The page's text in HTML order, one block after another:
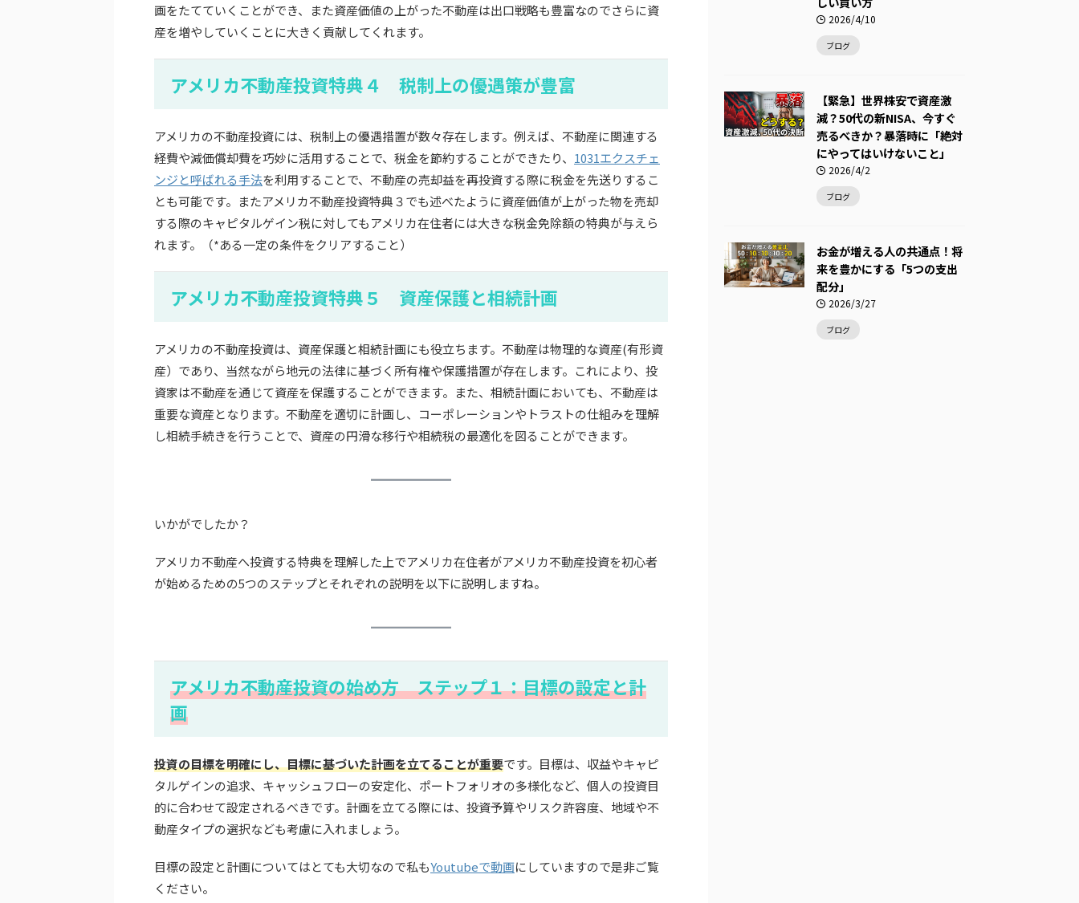
画をたてていくことができ、また資産価値の上がった不動産は出口戦略も豊富なのでさらに資
産を増やしていくことに大きく貢献してくれます。
アメリカ不動産投資特典４ 税制上の優遇策が豊富
アメリカの不動産投資には、税制上の優遇措置が数々存在します。例えば、不動産に関連する
経費や減価償却費を巧妙に活用することで、税金を節約することができたり、 1031エクスチェ
ンジと呼ばれる手法を利用することで、不動産の売却益を再投資する際に税金を先送りするこ
とも可能です。またアメリカ不動産投資特典３でも述べたように資産価値が上がった物を売却
する際のキャピタルゲイン税に対してもアメリカ在住者には大きな税金免除額の特典が与えら
れます。（*ある一定の条件をクリアすること）
アメリカ不動産投資特典５ 資産保護と相続計画
アメリカの不動産投資は、資産保護と相続計画にも役立ちます。不動産は物理的な資産(有形資
産）であり、当然ながら地元の法律に基づく所有権や保護措置が存在します。これにより、投
資家は不動産を通じて資産を保護することができます。また、相続計画においても、不動産は
重要な資産となります。不動産を適切に計画し、コーポレーションやトラストの仕組みを理解
し相続手続きを行うことで、資産の円滑な移行や相続税の最適化を図ることができます。
いかがでしたか？
アメリカ不動産へ投資する特典を理解した上でアメリカ在住者がアメリカ不動産投資を初心者
が始めるための5つのステップとそれぞれの説明を以下に説明しますね。
アメリカ不動産投資の始め方 ステップ１：目標の設定と計
画
投資の目標を明確にし、目標に基づいた計画を立てることが重要です。目標は、収益やキャピ
タルゲインの追求、キャッシュフローの安定化、ポートフォリオの多様化など、個人の投資目
的に合わせて設定されるべきです。計画を立てる際には、投資予算やリスク許容度、地域や不
動産タイプの選択なども考慮に入れましょう。
目標の設定と計画についてはとても大切なので私もYoutubeで動画にしていますので是非ご覧
ください。
2026/4/10
ブログ
【緊急】世界株安で資産激
減？50代の新NISA、今すぐ
売るべきか？暴落時に「絶対
にやってはいけないこと」
2026/4/2
ブログ
お金が増える人の共通点！将
来を豊かにする「5つの支出
配分」
2026/3/27
ブログ